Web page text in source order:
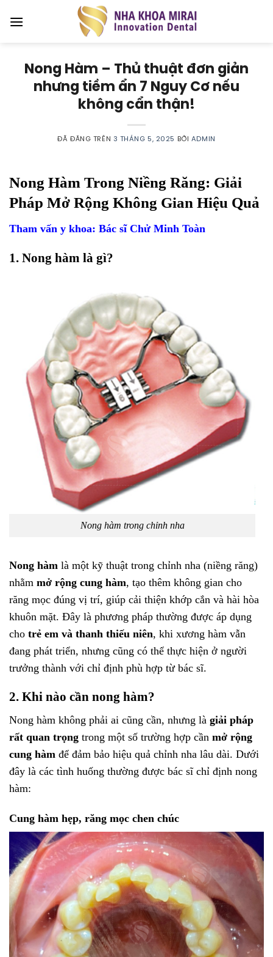
đến
Nong Hàm – Thủ thuật đơn giản
nhưng tiềm ẩn 7 Nguy Cơ nếu
không cẩn thận!
ĐÃ ĐĂNG TRÊN 3 THÁNG 5, 2025 BỞI ADMIN
Nong Hàm Trong Niềng Răng: Giải
Pháp Mở Rộng Không Gian Hiệu Quả
Tham vấn y khoa: Bác sĩ Chử Minh Toàn
1. Nong hàm là gì?
Nong hàm trong chỉnh nha
Nong hàm là một kỹ thuật trong chỉnh nha (niềng răng)
nhằm mở rộng cung hàm, tạo thêm không gian cho
răng mọc đúng vị trí, giúp cải thiện khớp cắn và hài hòa
khuôn mặt. Đây là phương pháp thường được áp dụng
cho trẻ em và thanh thiếu niên, khi xương hàm vẫn
đang phát triển, nhưng cũng có thể thực hiện ở người
trưởng thành với chỉ định phù hợp từ bác sĩ.
2. Khi nào cần nong hàm?
Nong hàm không phải ai cũng cần, nhưng là giải pháp
rất quan trọng trong một số trường hợp cần mở rộng
cung hàm để đảm bảo hiệu quả chỉnh nha lâu dài. Dưới
đây là các tình huống thường được bác sĩ chỉ định nong
hàm:
Cung hàm hẹp, răng mọc chen chúc